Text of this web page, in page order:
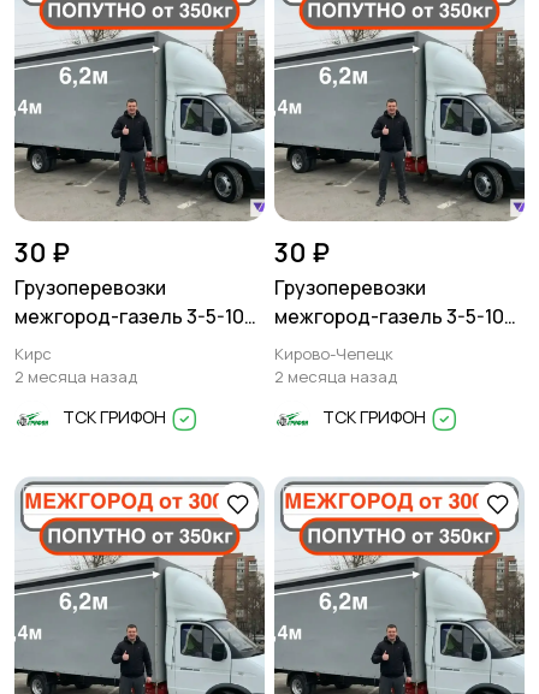
30 ₽
Грузоперевозки
межгород-газель 3-5-10
тонн
Кирс
2 месяца назад
ТСК ГРИФОН
30 ₽
Грузоперевозки
межгород-газель 3-5-10
тонн
Кирово-Чепецк
2 месяца назад
ТСК ГРИФОН